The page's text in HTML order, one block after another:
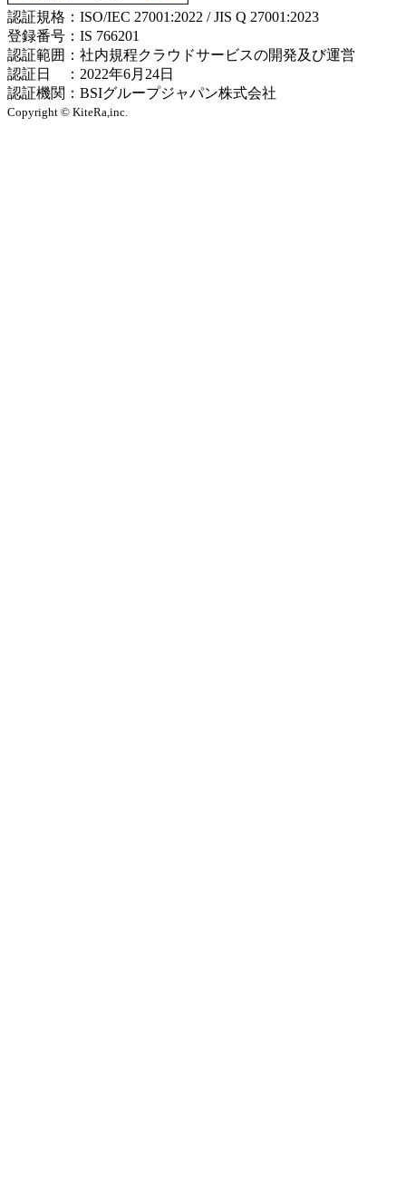
認証規格：ISO/IEC 27001:2022 / JIS Q 27001:2023
登録番号：IS 766201
認証範囲：社内規程クラウドサービスの開発及び運営
認証日 ：2022年6月24日
認証機関：BSIグループジャパン株式会社
Copyright © KiteRa,inc.